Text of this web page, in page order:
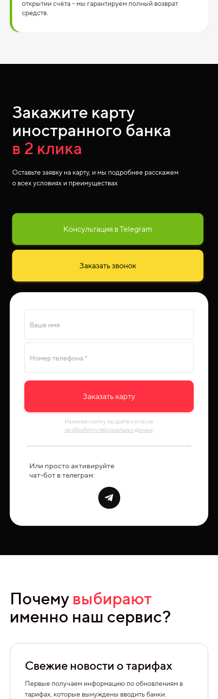
открытии счёта - мы гарантируем полный возврат
средств.
Закажите карту
иностранного банка
в 2 клика
Оставьте заявку на карту, и мы подробнее расскажем
о всех условиях и преимуществах
Консультация в Telegram
Заказать звонок
Ваше имя
Номер телефона *
Заказать карту
Нажимая кнопку, вы даете согласие
на обработку персональных данных
Или просто активируйте
чат-бот в телеграм:
Почему выбирают
именно наш сервис?
Свежие новости о тарифах
Первые получаем информацию по обновлениям в
тарифах, которые вынуждены вводить банки.